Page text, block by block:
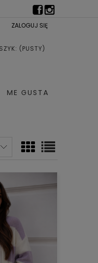
ZALOGUJ SIĘ
(PUSTY)
ME GUSTA